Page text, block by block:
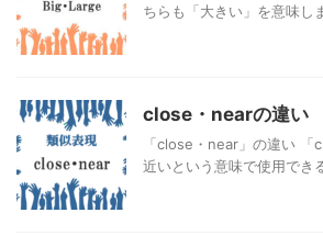
ちらも「大きい」を意味し
close・nearの違い
「close・near」の違い 「
近いという意味で使用でき